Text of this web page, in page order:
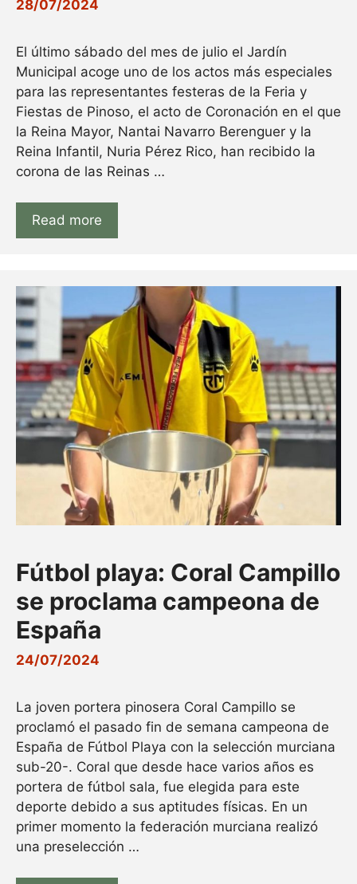
28/07/2024
El último sábado del mes de julio el Jardín
Municipal acoge uno de los actos más especiales
para las representantes festeras de la Feria y
Fiestas de Pinoso, el acto de Coronación en el que
la Reina Mayor, Nantai Navarro Berenguer y la
Reina Infantil, Nuria Pérez Rico, han recibido la
corona de las Reinas …
Read more
Fútbol playa: Coral Campillo
se proclama campeona de
España
24/07/2024
La joven portera pinosera Coral Campillo se
proclamó el pasado fin de semana campeona de
España de Fútbol Playa con la selección murciana
sub-20-. Coral que desde hace varios años es
portera de fútbol sala, fue elegida para este
deporte debido a sus aptitudes físicas. En un
primer momento la federación murciana realizó
una preselección …